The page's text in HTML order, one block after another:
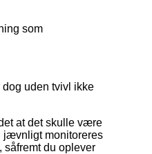
som
uden tvivl ikke
at det skulle være
jævnligt monitoreres
såfremt du oplever